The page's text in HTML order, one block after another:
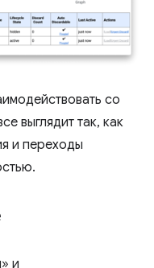
со
выглядит так, как
и переходы
и